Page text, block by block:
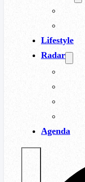
Lifestyle
Radar
Agenda